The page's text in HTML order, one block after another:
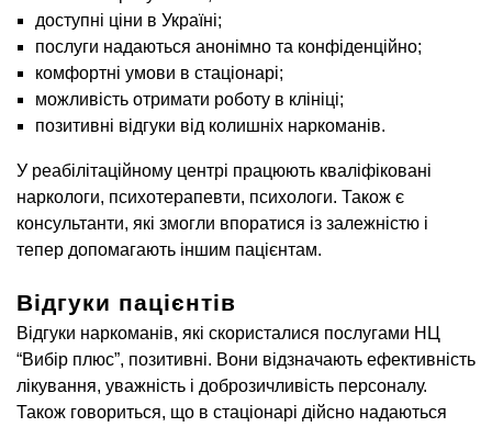
доступні ціни в Україні;
послуги надаються анонімно та конфіденційно;
комфортні умови в стаціонарі;
можливість отримати роботу в клініці;
позитивні відгуки від колишніх наркоманів.
У реабілітаційному центрі працюють кваліфіковані
наркологи, психотерапевти, психологи. Також є
консультанти, які змогли впоратися із залежністю і
тепер допомагають іншим пацієнтам.
Відгуки пацієнтів
Відгуки наркоманів, які скористалися послугами НЦ
“Вибір плюс”, позитивні. Вони відзначають ефективність
лікування, уважність і доброзичливість персоналу.
Також говориться, що в стаціонарі дійсно надаються